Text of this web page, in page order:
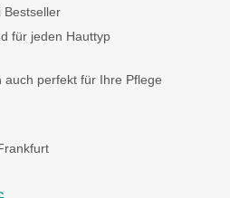
Bestseller
für jeden Hauttyp
auch perfekt für Ihre Pflege